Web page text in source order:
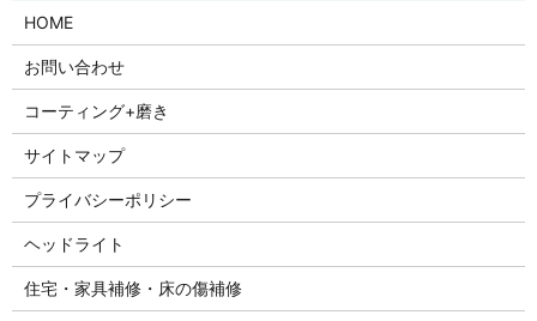
HOME
お問い合わせ
コーティング+磨き
サイトマップ
プライバシーポリシー
ヘッドライト
住宅・家具補修・床の傷補修